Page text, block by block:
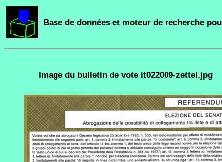
Base de données et moteur de recherche
Image du bulletin de vote it022009-zettel.jpg